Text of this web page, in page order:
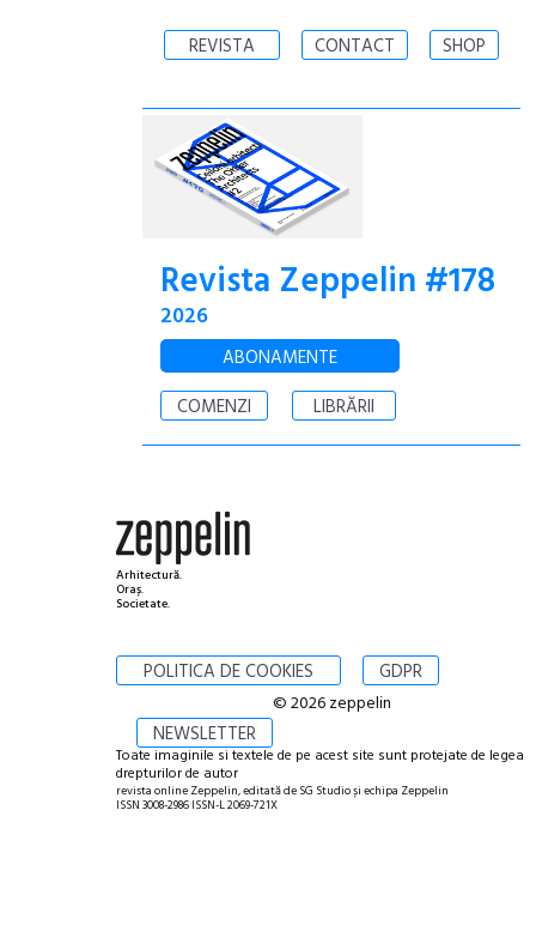
REVISTA CONTACT SHOP
Revista Zeppelin #178
2026
ABONAMENTE
COMENZI
LIBRĂRII
Arhitectură.
Oraș.
Societate.
POLITICA DE COOKIES GDPR
NEWSLETTER
© 2026 zeppelin
Toate imaginile si textele de pe acest site sunt protejate de legea
drepturilor de autor
revista online Zeppelin, editată de SG Studio și echipa Zeppelin
ISSN 3008-2986 ISSN-L 2069-721X